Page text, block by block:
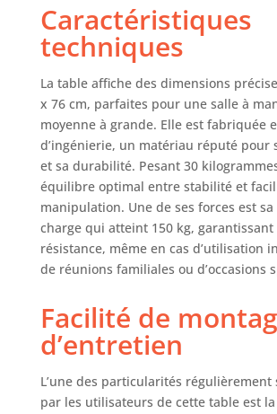
snacks,
ROBUSTE★
Supporté
pieds épais
forme de L,
renforcé
vis serrés
qualité, la
salle à
stable
capacité
élevée de
terme.
de la table
manger est
Caractéristiques
techniques
La table affiche des dimensions
x 76 cm, parfaites pour une salle à
moyenne à grande. Elle est fabriquée
d’ingénierie, un matériau réputé pour
et sa durabilité. Pesant 30
équilibre optimal entre stabilité et
manipulation. Une de ses forces est
charge qui atteint 150 kg,
résistance, même en cas d’utilisation
de réunions familiales ou d’occasions
Facilité de
d’entretien
L’une des particularités régulièrement
par les utilisateurs de cette table est